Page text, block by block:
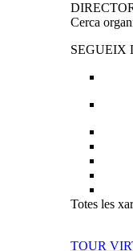
Cerca
SEGUEIX
Totes les
TOUR